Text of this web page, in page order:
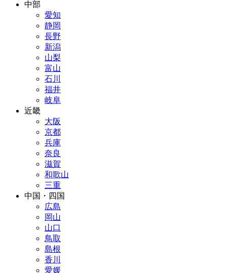
中部
愛知
静岡
長野
新潟
山梨
富山
石川
福井
岐阜
近畿
大阪
京都
兵庫
奈良
滋賀
和歌山
三重
中国・四国
広島
岡山
山口
鳥取
島根
香川
愛媛